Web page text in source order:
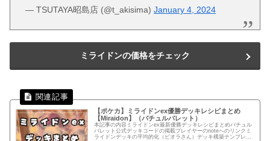
— TSUTAYA昭島店 (@t_akisima)January 4, 2024
ミライドンの価格をチェック
【ポケカ】ミライドンex優勝デッキレシピまとめ
【Miraidon】（バチュルバレット）
本記事の内容ミライドンex最新優勝デッキレシピまとめバチュル
バレット公式デッキコードの掲載プレイヤーのnoteへのリンクミ
ライドンデッキの平均的化（ビオラさん）デッキ構築テンプレー